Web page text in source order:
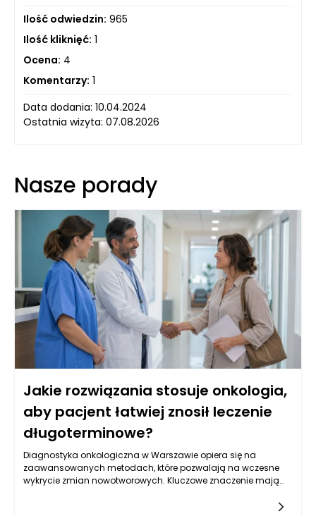
Ilość odwiedzin: 965
Ilość kliknięć: 1
Ocena: 4
Komentarzy: 1
Data dodania: 10.04.2024
Ostatnia wizyta: 07.08.2026
Nasze porady
Jakie rozwiązania stosuje onkologia,
aby pacjent łatwiej znosił leczenie
długoterminowe?
Diagnostyka onkologiczna w Warszawie opiera się na
zaawansowanych metodach, które pozwalają na wczesne
wykrycie zmian nowotworowych. Kluczowe znaczenie mają